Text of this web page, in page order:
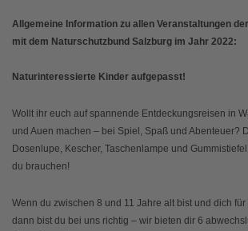
Allgemeine Information zu allen Veranstaltungen
mit dem Naturschutzbund Salzburg im Jahr 2022:
Naturinteressierte Kinder aufgepasst!
Wollt ihr euch auf spannende Entdeckungsreisen in
und Auen machen – bei Spiel, Spaß und Abenteuer?
Dosenlupe, Kescher, Taschenlampe und
du brauchen!
Wenn du zwischen 8 und 11 Jahre alt bist und dich
dann bist du bei uns richtig – wir bieten dir 6